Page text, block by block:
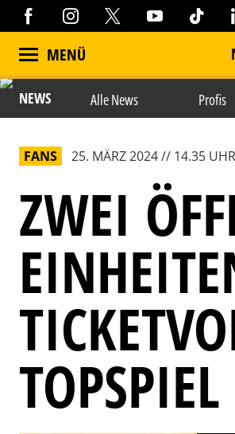
MENÜ
NEWS Alle News Profis
FANS 25. MÄRZ 2024 // 14.35 UHR
ZWEI